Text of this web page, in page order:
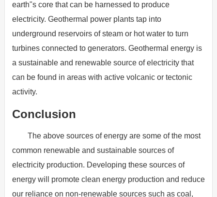
earth"s core that can be harnessed to produce
electricity. Geothermal power plants tap into
underground reservoirs of steam or hot water to turn
turbines connected to generators. Geothermal energy is
a sustainable and renewable source of electricity that
can be found in areas with active volcanic or tectonic
activity.
Conclusion
The above sources of energy are some of the most
common renewable and sustainable sources of
electricity production. Developing these sources of
energy will promote clean energy production and reduce
our reliance on non-renewable sources such as coal,